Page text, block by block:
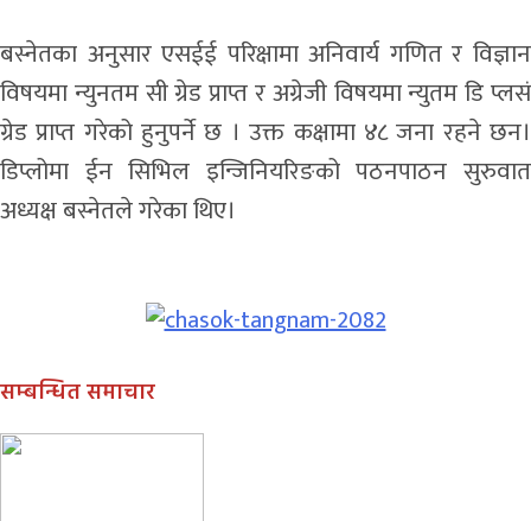
बस्नेतका अनुसार एसईई परिक्षामा अनिवार्य गणित र विज्ञान
विषयमा न्युनतम सी ग्रेड प्राप्त र अग्रेजी विषयमा न्युतम डि प्लसं
ग्रेड प्राप्त गरेको हुनुपर्ने छ । उक्त कक्षामा ४८ जना रहने छन।
डिप्लोमा ईन सिभिल इन्जिनियरिङको पठनपाठन सुरुवात
अध्यक्ष बस्नेतले गरेका थिए।
सम्बन्धित समाचार